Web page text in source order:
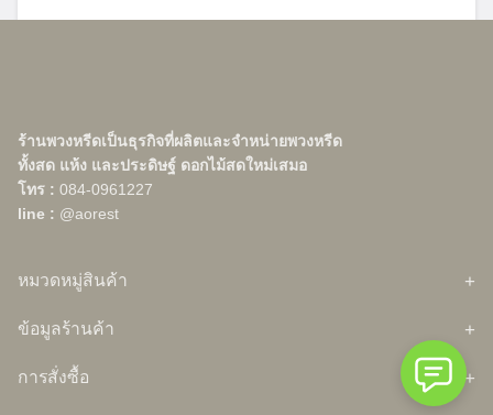
พวงหรีดกระดาษสา งานฝีมือไทยสายรักษ์
โลก ต่างจากพวงหรีดดอกไม้สดตรงไหน
กรกฎาคม 31, 2026
พวงหรีดกระดาษสาคืออะไร เทียบชัดกับพวงหรีดดอกไม้
ต้องเช็กก่อนสั่ง ราคาเริ่มต้นหลักร้อยปลาย ส่งถึงศาลา
ร้านพวงหรีดเป็นธุรกิจที่ผลิตและจำหน่ายพวงหรีด
ทั้งสด แห้ง และประดิษฐ์ ดอกไม้สดใหม่เสมอ
โทร : 084-0961227
line : @aorest
หมวดหมู่สินค้า
สินค้าแนะนำ
ต้นไม้ในบ้าน
ข้อมูลร้านค้า
เกี่ยวกับ Aorest Wreath ร้านพวงหรีดและดอกไม้งานศพ อันดับ 1
กรุงเทพ
การสั่งซื้อ